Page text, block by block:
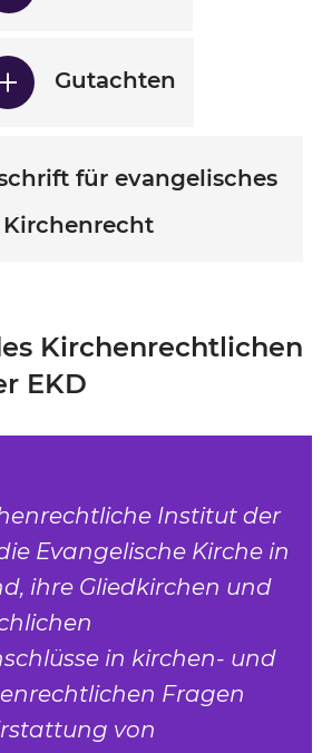
Gutachten
für evangelisches
Kirchenrecht
Kirchenrechtlichen
EKD
Institut der
Evangelische Kirche in
ihre Gliedkirchen und
in kirchen- und
Fragen
von